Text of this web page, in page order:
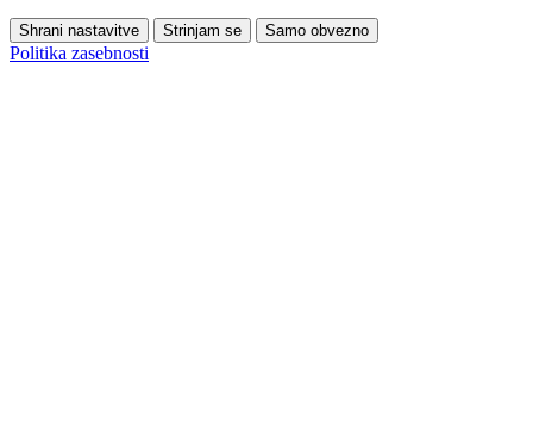
Shrani nastavitve Strinjam se Samo obvezno
Politika zasebnosti